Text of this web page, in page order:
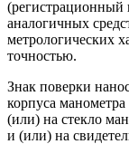
(регистрационный
аналогичных
метрологических
точностью.
Знак поверки
корпуса
(или) на стекло
и (или) на